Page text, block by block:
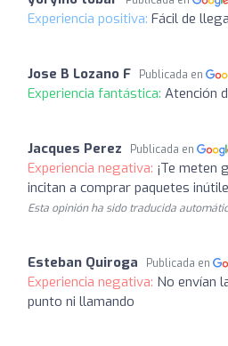
Experiencia positiva: Fácil de
Jose B Lozano F Publicada en
Experiencia fantástica: Atención
Jacques Perez Publicada en
Experiencia negativa: ¡Te meten
incitan a comprar paquetes
Esta opinión ha sido traducida
Esteban Quiroga Publicada en
Experiencia negativa: No envían
punto ni llamando